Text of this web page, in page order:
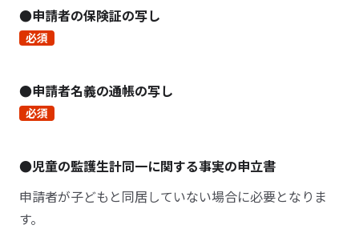
●申請者の保険証の写し
必須
●申請者名義の通帳の写し
必須
●児童の監護生計同一に関する事実の申立書
申請者が子どもと同居していない場合に必要となりま
す。